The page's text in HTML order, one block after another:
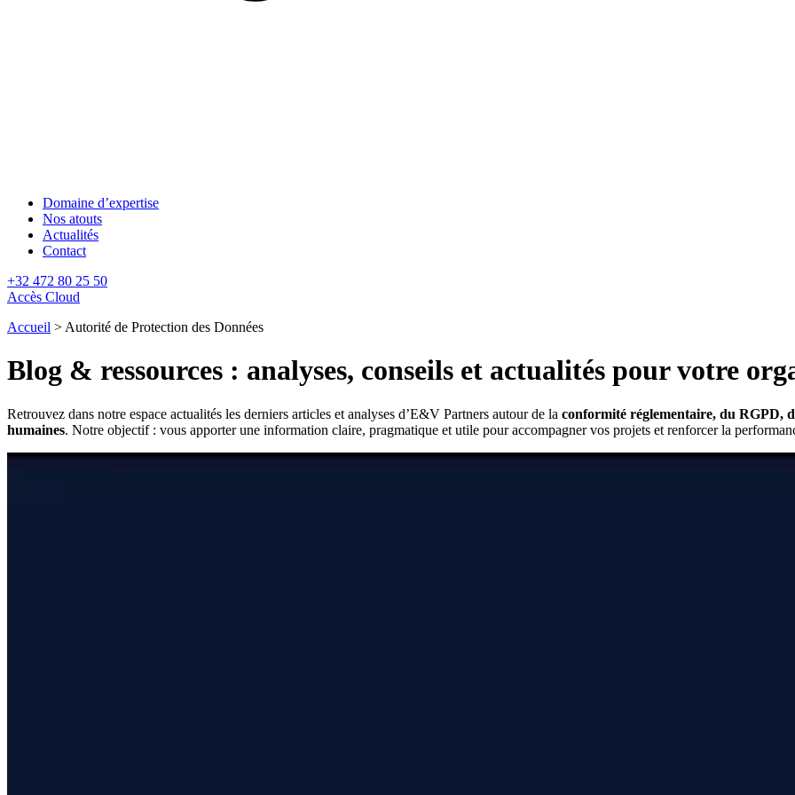
Domaine d’expertise
Nos atouts
Actualités
Contact
+32 472 80 25 50
Accès Cloud
Accueil > Autorité de Protection des Données
Blog & ressources : analyses, conseils et actualités pour votre
Retrouvez dans notre espace actualités les derniers articles et analyses d’E&V Partners autour de la conformité réglementaire, du RGPD,
humaines. Notre objectif : vous apporter une information claire, pragmatique et utile pour accompagner vos projets et renforcer la